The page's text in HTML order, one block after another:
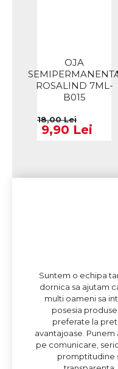
OJA
ROSALIND 7ML-
B015
9,90 Lei
18,00 Lei
Suntem o echipa
dornica sa ajutam
multi oameni sa
posesia
preferate la
avantajoase.
pe comunicare,
promptitudine